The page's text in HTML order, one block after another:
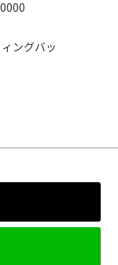
ングバッ